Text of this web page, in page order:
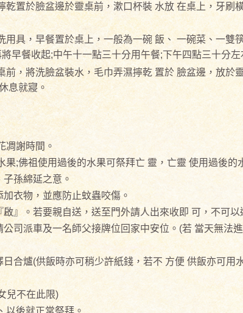
置於臉盆邊於靈桌前，漱口杯裝 水放 在桌上，牙刷
具，早餐置於桌上，一般為一碗 飯、 一碗菜、一雙
早餐收起;中午十一點三十分用午餐;下午四點三十分左
，將洗臉盆裝水，毛巾弄濕擰乾 置於 臉盆邊，放於
息就寢。
凋謝時間。
;佛祖使用過後的水果可祭拜亡 靈，亡靈 使用過後的
孫綿延之意。
衣物，並應防止蚊蟲咬傷。
』。若要親自送，送至門外請人出來收即 可，不可以
司派車及一名師父接牌位回家中安位。(若 當天無法
合爐(供飯時亦可稍少許紙錢，若不 方便 供飯亦可用
兒不在此限)
以後就正常祭拜。